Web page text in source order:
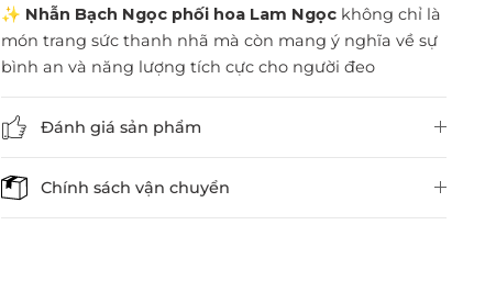
✨ Nhẫn Bạch Ngọc phối hoa Lam Ngọc không chỉ là
món trang sức thanh nhã mà còn mang ý nghĩa về sự
bình an và năng lượng tích cực cho người đeo
Đánh giá sản phẩm
Chính sách vận chuyển